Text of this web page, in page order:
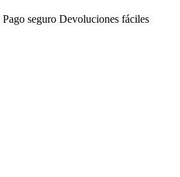
Pago seguro Devoluciones fáciles